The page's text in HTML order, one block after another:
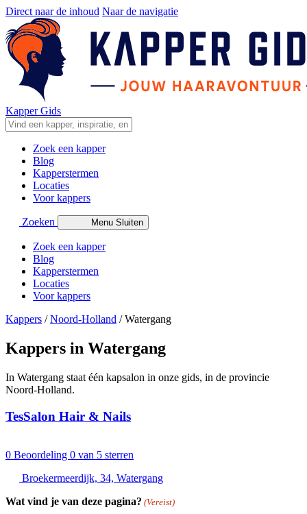
Direct naar de inhoud Naar de navigatie
Kapper Gids
Zoek een kapper
Blog
Kapperstermen
Locaties
Voor kappers
Zoeken Menu Sluiten
Zoek een kapper
Blog
Kapperstermen
Locaties
Voor kappers
Kappers /Noord-Holland /Watergang
Kappers in Watergang
In Watergang staat één kapsalon in onze gids, in de provincie
Noord-Holland.
TesSalon Hair & Nails
0 Beoordeling 0 van 5 sterren
Broekermeerdijk, 34, Watergang
Wat vind je van deze pagina? (Vereist)